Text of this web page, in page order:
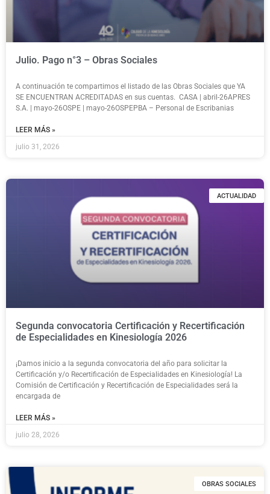
Julio. Pago n°3 – Obras Sociales
A continuación te compartimos el listado de las Obras Sociales que YA
SE ENCUENTRAN ACREDITADAS en sus cuentas. CASA | abril-26APRES
S.A. | mayo-26OSPE | mayo-26OSPEPBA – Personal de Escribanias
LEER MÁS »
julio 31, 2026
ACTUALIDAD
Segunda convocatoria Certificación y Recertificación
de Especialidades en Kinesiología 2026
¡Damos inicio a la segunda convocatoria del año para solicitar la
Certificación y/o Recertificación de Especialidades en Kinesiología! La
Comisión de Certificación y Recertificación de Especialidades será la
encargada de
LEER MÁS »
julio 28, 2026
OBRAS SOCIALES